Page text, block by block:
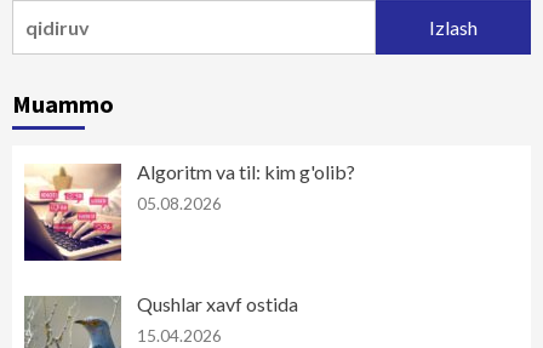
Muammo
Algoritm va til: kim g'olib?
05.08.2026
Qushlar xavf ostida
15.04.2026